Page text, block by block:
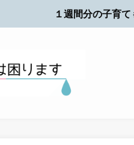
１週間分の子育